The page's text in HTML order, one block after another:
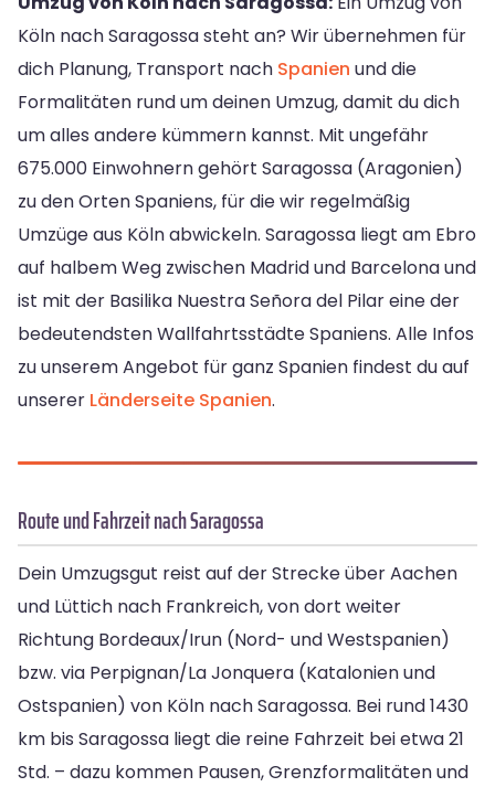
Köln nach Saragossa steht an? Wir übernehmen für
dich Planung, Transport nach Spanien und die
Formalitäten rund um deinen Umzug, damit du dich
um alles andere kümmern kannst. Mit ungefähr
675.000 Einwohnern gehört Saragossa (Aragonien)
zu den Orten Spaniens, für die wir regelmäßig
Umzüge aus Köln abwickeln. Saragossa liegt am Ebro
auf halbem Weg zwischen Madrid und Barcelona und
ist mit der Basilika Nuestra Señora del Pilar eine der
bedeutendsten Wallfahrtsstädte Spaniens. Alle Infos
zu unserem Angebot für ganz Spanien findest du auf
unserer Länderseite Spanien.
Route und Fahrzeit nach Saragossa
Dein Umzugsgut reist auf der Strecke über Aachen
und Lüttich nach Frankreich, von dort weiter
Richtung Bordeaux/Irun (Nord- und Westspanien)
bzw. via Perpignan/La Jonquera (Katalonien und
Ostspanien) von Köln nach Saragossa. Bei rund 1430
km bis Saragossa liegt die reine Fahrzeit bei etwa 21
Std. – dazu kommen Pausen, Grenzformalitäten und